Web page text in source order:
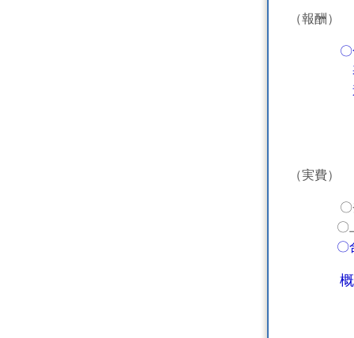
（報酬）
基本
追加報
（実費）
〇登録
〇上記